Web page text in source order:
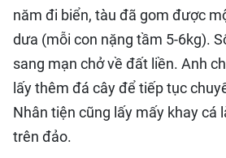
năm đi biển, tàu đã gom được
dưa (mỗi con nặng tầm 5-6kg).
sang mạn chở về đất liền. Anh
lấy thêm đá cây để tiếp tục
Nhân tiện cũng lấy mấy khay cá
trên đảo.